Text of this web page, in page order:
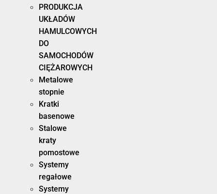
PRODUKCJA
UKŁADÓW
HAMULCOWYCH
DO
SAMOCHODÓW
CIĘŻAROWYCH
Metalowe
stopnie
Kratki
basenowe
Stalowe
kraty
pomostowe
Systemy
regałowe
Systemy